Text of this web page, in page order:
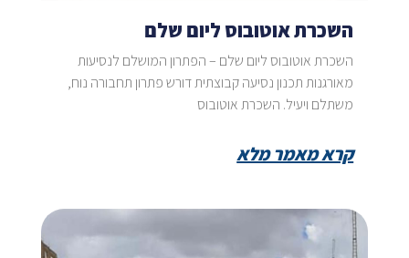
השכרת אוטובוס ליום שלם
השכרת אוטובוס ליום שלם – הפתרון המושלם לנסיעות
מאורגנות תכנון נסיעה קבוצתית דורש פתרון תחבורה נוח,
משתלם ויעיל. השכרת אוטובוס
קרא מאמר מלא